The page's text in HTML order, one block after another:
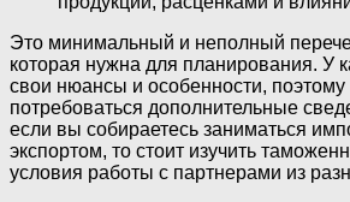
Это минимальный и неполный
которая нужна для планирования. У
свои нюансы и особенности, поэтому
потребоваться дополнительные
если вы собираетесь заниматься
экспортом, то стоит изучить
условия работы с партнерами из